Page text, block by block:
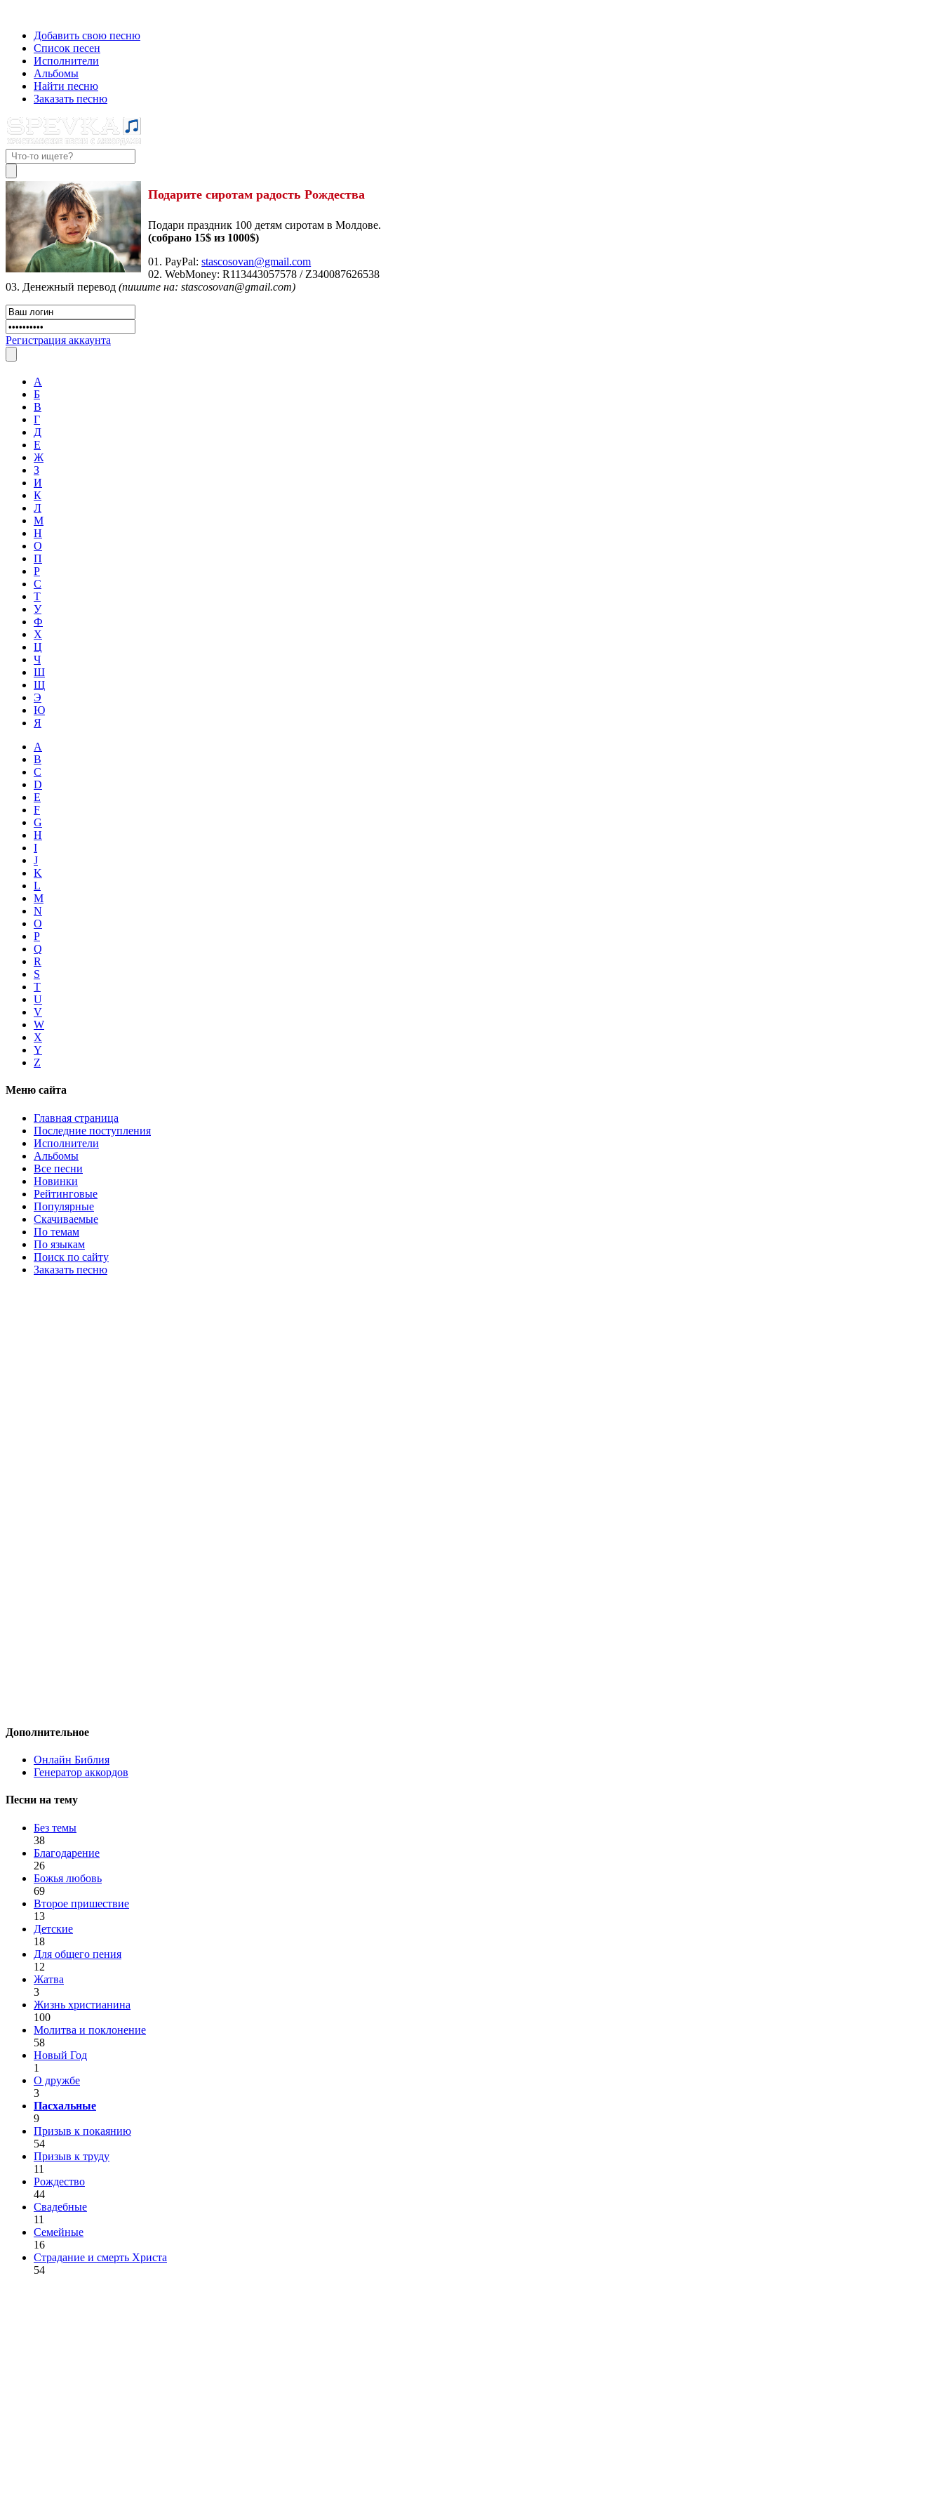
Добавить свою песню
Список песен
Исполнители
Альбомы
Найти песню
Заказать песню
Подарите сиротам радость Рождества
Подари праздник 100 детям сиротам в Молдове.
(собрано 15$ из 1000$)
01. PayPal:stascosovan@gmail.com
02. WebMoney:R113443057578 / Z340087626538
03. Денежный перевод (пишите на: stascosovan@gmail.com)
Регистрация аккаунта
А
Б
В
Г
Д
Е
Ж
З
И
К
Л
М
Н
О
П
Р
С
Т
У
Ф
Х
Ц
Ч
Ш
Щ
Э
Ю
Я
A
B
C
D
E
F
G
H
I
J
K
L
M
N
O
P
Q
R
S
T
U
V
W
X
Y
Z
Меню сайта
Главная страница
Последние поступления
Исполнители
Альбомы
Все песни
Новинки
Рейтинговые
Популярные
Скачиваемые
По темам
По языкам
Поиск по сайту
Заказать песню
Дополнительное
Онлайн Библия
Генератор аккордов
Песни на тему
Без темы
38
Благодарение
26
Божья любовь
69
Второе пришествие
13
Детские
18
Для общего пения
12
Жатва
3
Жизнь христианина
100
Молитва и поклонение
58
Новый Год
1
О дружбе
3
Пасхальные
9
Призыв к покаянию
54
Призыв к труду
11
Рождество
44
Свадебные
11
Семейные
16
Страдание и смерть Христа
54